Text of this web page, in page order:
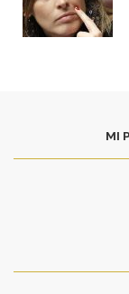
MI